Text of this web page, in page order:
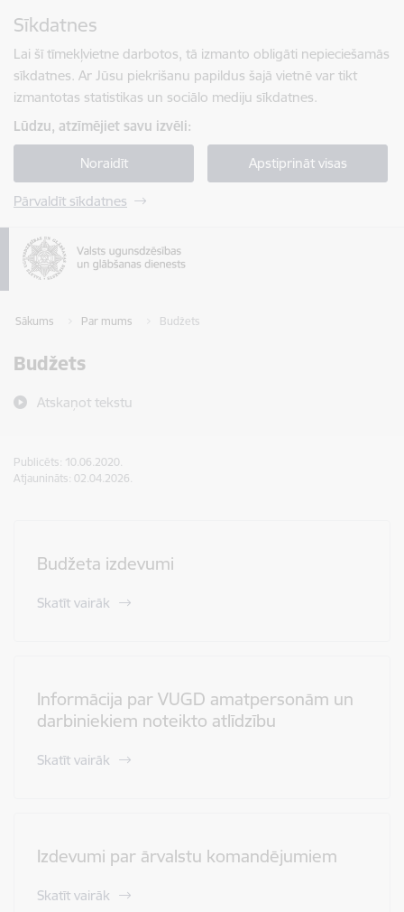
Sīkdatnes
Lai šī tīmekļvietne darbotos, tā izmanto obligāti nepieciešamās
sīkdatnes. Ar Jūsu piekrišanu papildus šajā vietnē var tikt
izmantotas statistikas un sociālo mediju sīkdatnes.
Lūdzu, atzīmējiet savu izvēli:
Noraidīt Apstiprināt visas
Pārvaldīt sīkdatnes
Sākums Par mums Budžets
Budžets
Atskaņot tekstu
Publicēts: 10.06.2020.
Atjaunināts: 02.04.2026.
Budžeta izdevumi
Skatīt vairāk
Informācija par VUGD amatpersonām un
darbiniekiem noteikto atlīdzību
Skatīt vairāk
Izdevumi par ārvalstu komandējumiem
Skatīt vairāk